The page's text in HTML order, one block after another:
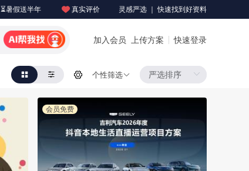
⏳暑假送半年 真实评价 灵感严选 ｜ 快速找到好资料
加入会员 上传方案 快速登录
个性筛选
会员免费